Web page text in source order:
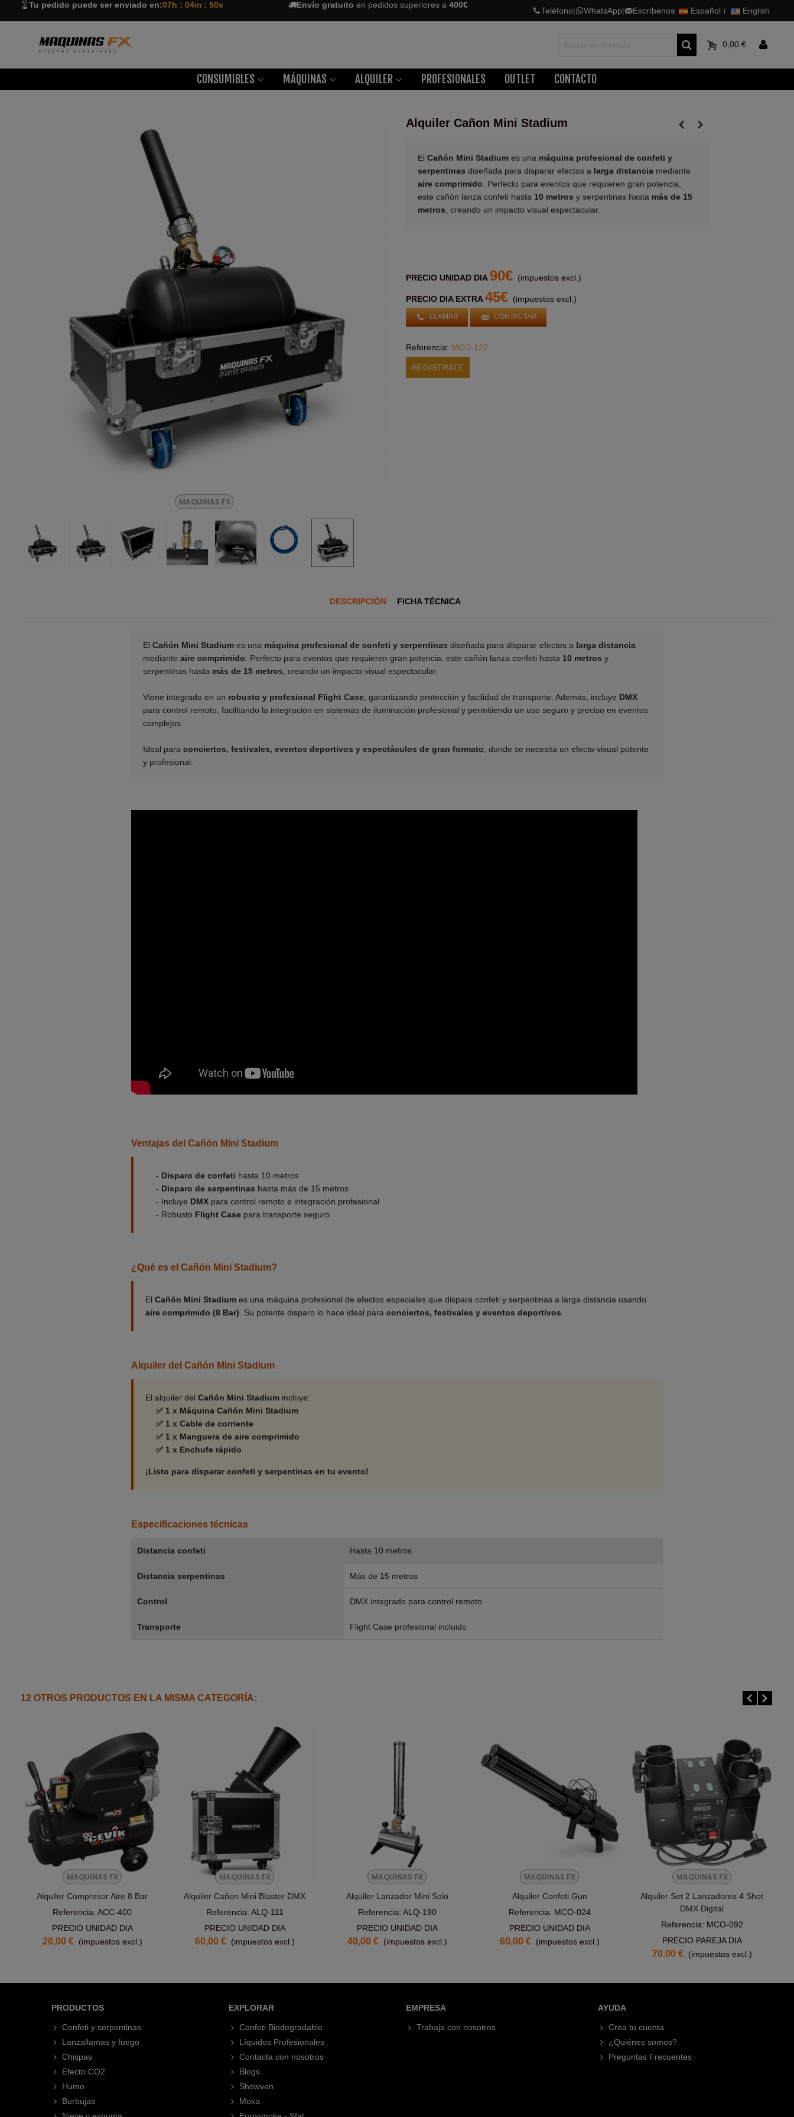
Tu pedido puede ser enviado en:07h : 04m : 49s Envío gratuito en pedidos superiores a 400€
Teléfono| WhatsApp| Escríbenos Español English
0,00 €
CONSUMIBLES MÁQUINAS ALQUILER PROFESIONALES OUTLET CONTACTO
MAQUINAS FX
Alquiler Cañon Mini Stadium
El Cañón Mini Stadiumes una máquina profesional de confeti y
serpentinas diseñada para disparar efectos a larga distanciamediante
aire comprimido . Perfecto para eventos que requieren gran potencia,
este cañón lanza confeti hasta 10 metros y serpentinas hasta más de 15
metros , creando un impacto visual espectacular.
PRECIO UNIDAD DIA 90€ (impuestos excl.)
PRECIO DIA EXTRA45€ (impuestos excl.)
LLAMAR CONTACTAR
Referencia: MCO-122
REGISTRATE
DESCRIPCIÓN FICHA TÉCNICA
El Cañón Mini Stadiumes una máquina profesional de confeti y serpentinas diseñada para disparar efectos a larga distancia
mediante aire comprimido . Perfecto para eventos que requieren gran potencia, este cañón lanza confeti hasta 10 metros y
serpentinas hasta más de 15 metros , creando un impacto visual espectacular.
Viene integrado en un robusto y profesional Flight Case, garantizando protección y facilidad de transporte. Además, incluye DMX
para control remoto, facilitando la integración en sistemas de iluminación profesional y permitiendo un uso seguro y preciso en eventos
complejos.
Ideal para conciertos, festivales, eventos deportivos y espectáculos de gran formato , donde se necesita un efecto visual potente
y profesional.
Ventajas del Cañón Mini Stadium
- Disparo de confeti hasta 10 metros
- Disparo de serpentinas hasta más de 15 metros
- Incluye DMXpara control remoto e integración profesional
- Robusto Flight Casepara transporte seguro
¿Qué es el Cañón Mini Stadium?
El Cañón Mini Stadiumes una máquina profesional de efectos especiales que dispara confeti y serpentinas a larga distancia usando
aire comprimido (8 Bar) . Su potente disparo lo hace ideal para conciertos, festivales y eventos deportivos
Alquiler del Cañón Mini Stadium
El alquiler del Cañón Mini Stadiumincluye:
✅ 1 x Máquina Cañón Mini Stadium
✅ 1 x Cable de corriente
✅ 1 x Manguera de aire comprimido
✅ 1 x Enchufe rápido
¡Listo para disparar confeti y serpentinas en tu evento!
Especificaciones técnicas
Distancia confeti Hasta 10 metros
Distancia serpentinas Más de 15 metros
Control DMX integrado para control remoto
Transporte Flight Case profesional incluido
12 OTROS PRODUCTOS EN LA MISMA CATEGORÍA:
MAQUINAS FX
Alquiler Compresor Aire 8 Bar
Referencia: ACC-400
PRECIO UNIDAD DIA
20,00 € (impuestos excl.)
MAQUINAS FX
Alquiler Cañon Mini Blaster DMX
Referencia: ALQ-111
PRECIO UNIDAD DIA
60,00 € (impuestos excl.)
MAQUINAS FX
Alquiler Lanzador Mini Solo
Referencia: ALQ-190
PRECIO UNIDAD DIA
40,00 € (impuestos excl.)
MAQUINAS FX
Alquiler Confeti Gun
Referencia: MCO-024
PRECIO UNIDAD DIA
60,00 € (impuestos excl.)
MAQUINAS FX
Alquiler Set 2 Lanzadores 4 Shot
DMX Digital
Referencia: MCO-092
PRECIO PAREJA DIA
70,00 € (impuestos excl.)
PRODUCTOS
Confeti y serpentinas
Lanzallamas y fuego
Chispas
Efecto CO2
Humo
Burbujas
EXPLORAR
Confeti Biodegradable
Líquidos Profesionales
Contacta con nosotros
Blogs
Showven
Moka
EMPRESA
Trabaja con nosotros
AYUDA
Crea tu cuenta
¿Quiénes somos?
Preguntas Frecuentes